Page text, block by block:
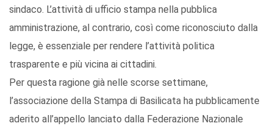
sindaco. L’attività di ufficio stampa nella pubblica
amministrazione, al contrario, così come riconosciuto dalla
legge, è essenziale per rendere l’attività politica
trasparente e più vicina ai cittadini.
Per questa ragione già nelle scorse settimane,
l’associazione della Stampa di Basilicata ha pubblicamente
aderito all’appello lanciato dalla Federazione Nazionale